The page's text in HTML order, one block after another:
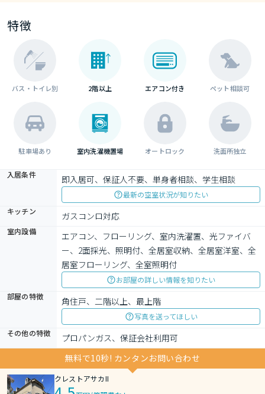
特徴
バス・トイレ別 2階以上 エアコン付き ペット相談可
駐車場あり 室内洗濯機置場 オートロック 洗面所独立
入居条件 即入居可、保証人不要、単身者相談、学生相談
最新の空室状況が知りたい
キッチン
ガスコンロ対応
室内設備
エアコン、フローリング、室内洗濯置、光ファイバ
ー、2面採光、照明付、全居室収納、全居室洋室、全
居室フローリング、全室照明付
お部屋の詳しい情報を知りたい
部屋の特徴
角住戸、二階以上、最上階
写真を送ってほしい
その他の特徴
プロパンガス、保証会社利用可
無料で10秒! カンタンお問い合わせ
クレストアサカII